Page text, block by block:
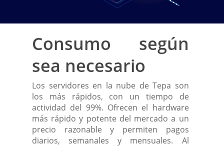
Consumo según
sea necesario
Los servidores en la nube de Tepa son
los más rápidos, con un tiempo de
actividad del 99%. Ofrecen el hardware
más rápido y potente del mercado a un
precio razonable y permiten pagos
diarios, semanales y mensuales. Al